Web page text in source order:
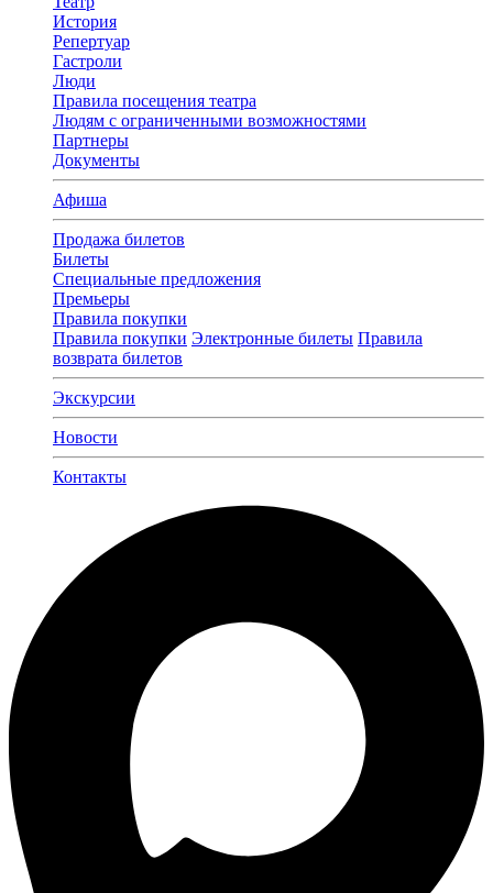
История
Репертуар
Гастроли
Люди
Правила посещения театра
Людям с ограниченными возможностями
Партнеры
Документы
Афиша
Продажа билетов
Билеты
Специальные предложения
Премьеры
Правила покупки
Правила покупки Электронные билеты Правила
возврата билетов
Экскурсии
Новости
Контакты